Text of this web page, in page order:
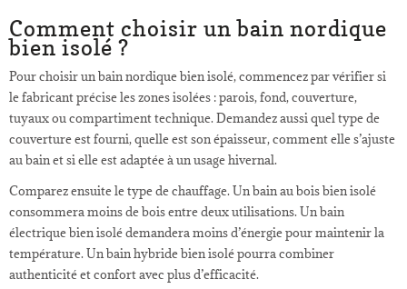
Comment choisir un bain nordique
bien isolé ?
Pour choisir un bain nordique bien isolé, commencez par vérifier si
le fabricant précise les zones isolées : parois, fond, couverture,
tuyaux ou compartiment technique. Demandez aussi quel type de
couverture est fourni, quelle est son épaisseur, comment elle s’ajuste
au bain et si elle est adaptée à un usage hivernal.
Comparez ensuite le type de chauffage. Un bain au bois bien isolé
consommera moins de bois entre deux utilisations. Un bain
électrique bien isolé demandera moins d’énergie pour maintenir la
température. Un bain hybride bien isolé pourra combiner
authenticité et confort avec plus d’efficacité.